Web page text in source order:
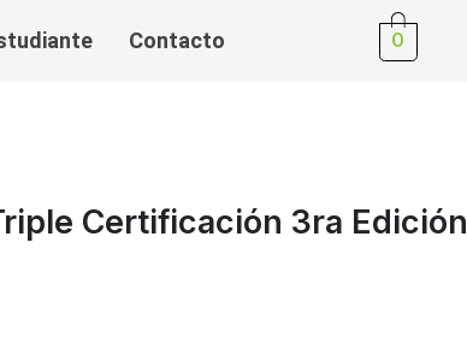
Contacto 0
Certificación 3ra Edición